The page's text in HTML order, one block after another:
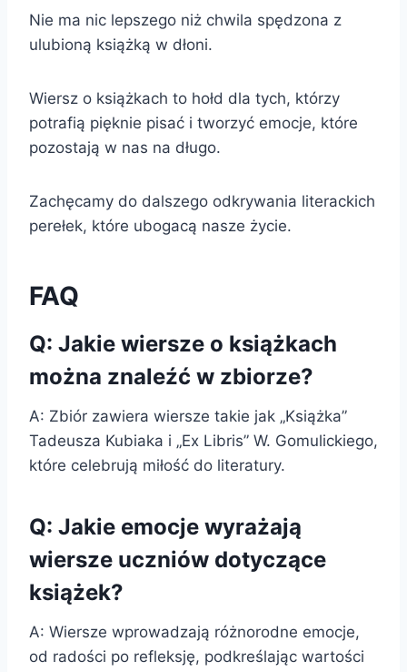
Nie ma nic lepszego niż chwila spędzona z
ulubioną książką w dłoni.
Wiersz o książkach to hołd dla tych, którzy
potrafią pięknie pisać i tworzyć emocje, które
pozostają w nas na długo.
Zachęcamy do dalszego odkrywania literackich
perełek, które ubogacą nasze życie.
FAQ
Q: Jakie wiersze o książkach
można znaleźć w zbiorze?
A: Zbiór zawiera wiersze takie jak „Książka”
Tadeusza Kubiaka i „Ex Libris” W. Gomulickiego,
które celebrują miłość do literatury.
Q: Jakie emocje wyrażają
wiersze uczniów dotyczące
książek?
A: Wiersze wprowadzają różnorodne emocje,
od radości po refleksję, podkreślając wartości